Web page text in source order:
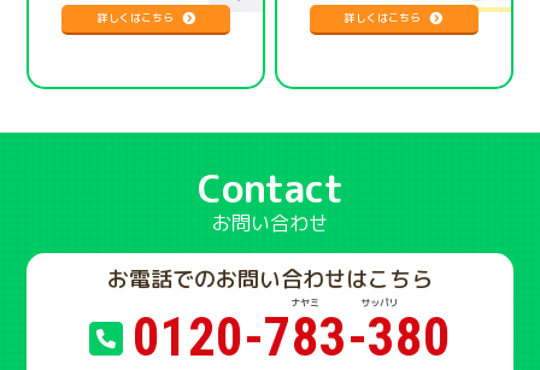
詳しくはこちら 詳しくはこちら
Contact
お問い合わせ
お電話でのお問い合わせはこちら
0120-783-380